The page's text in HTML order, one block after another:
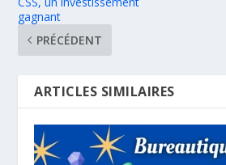
gagnant
PRÉCÉDENT
ARTICLES SIMILAIRES